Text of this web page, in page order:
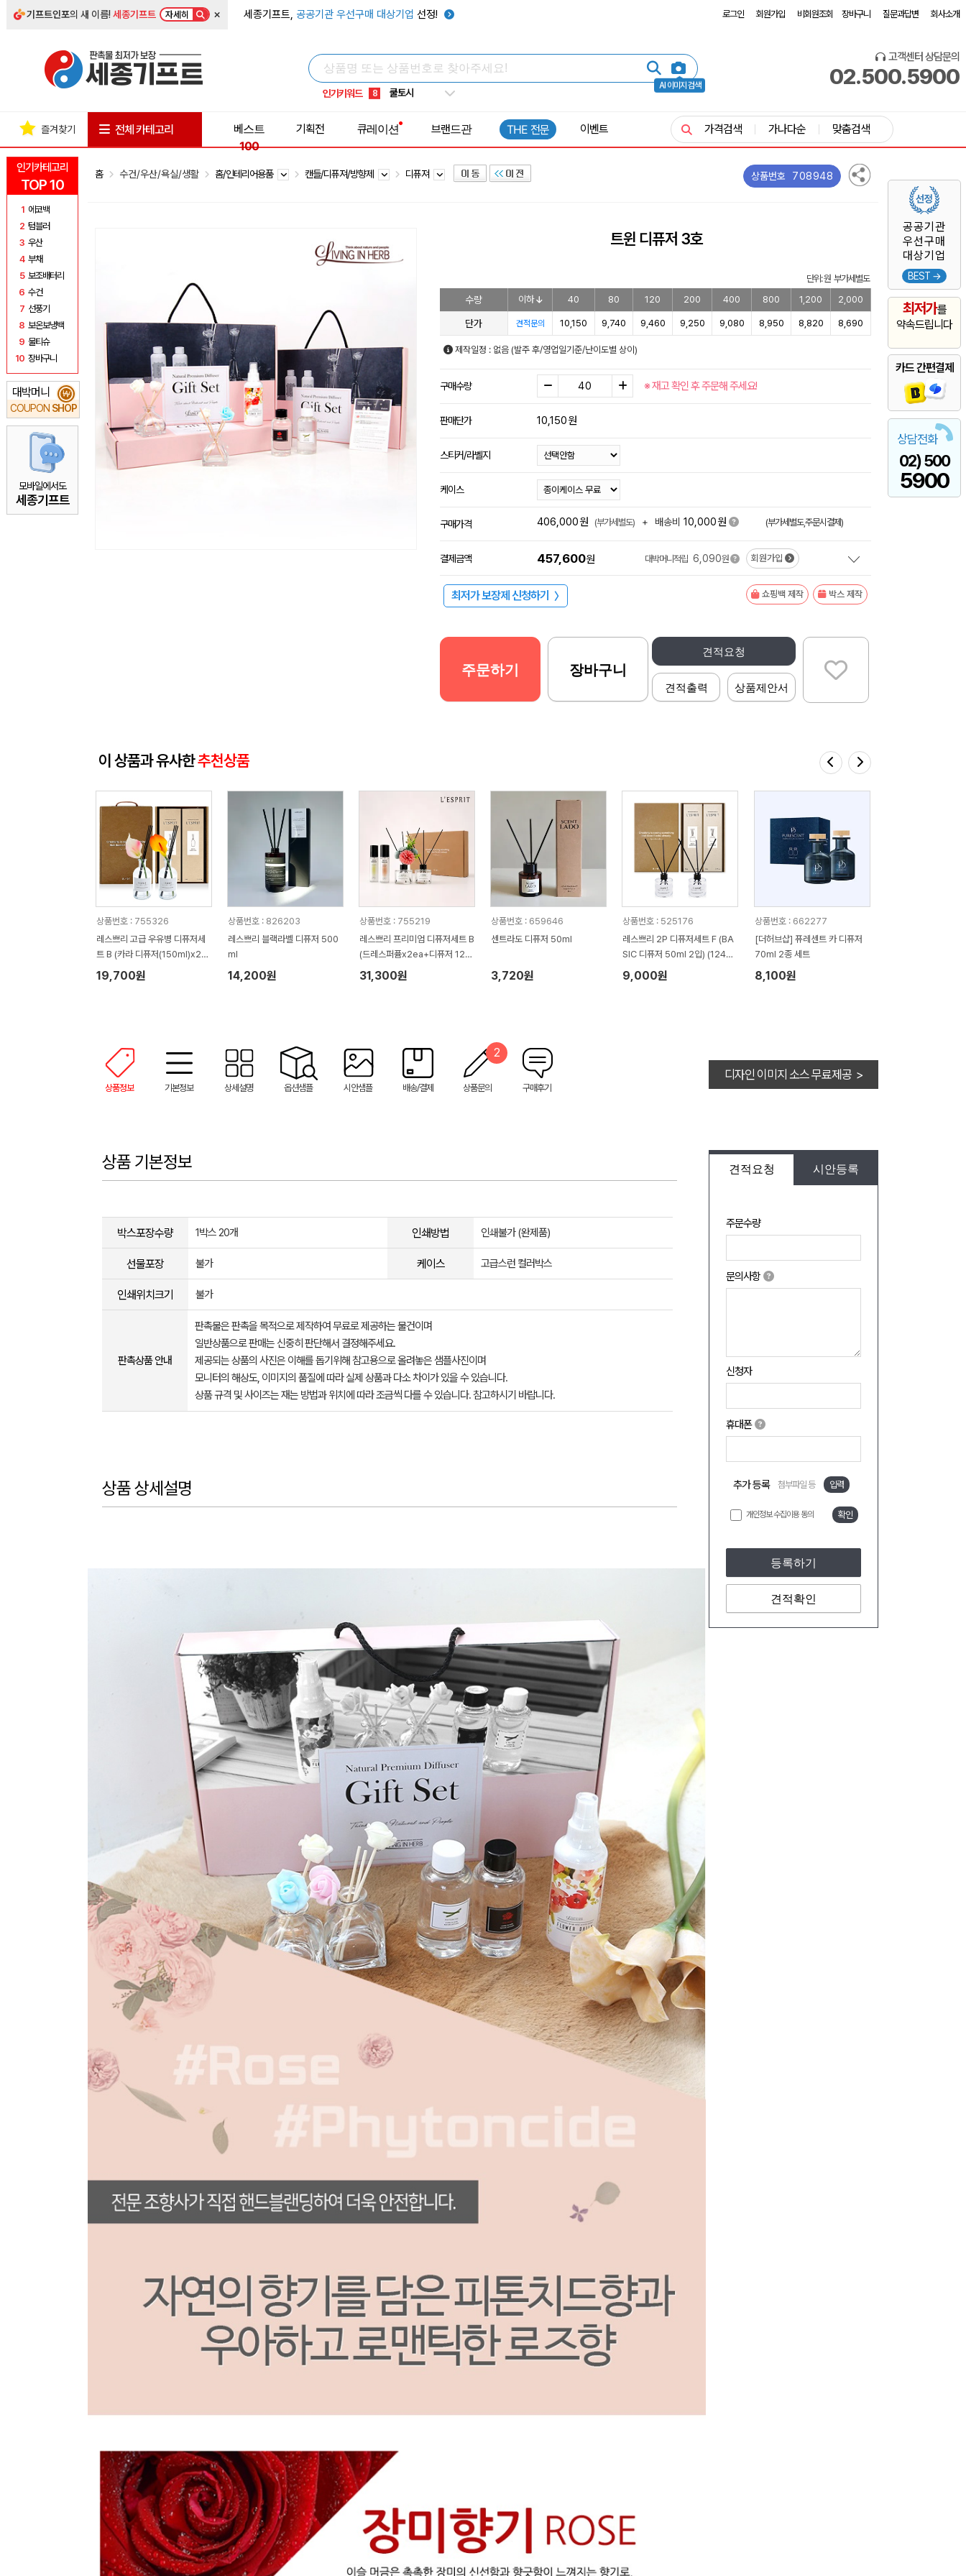
기프트인포의 새 이름!세종기프트 자세히 × 세종기프트, 공공기관 우선구매 대상기업 선정! 로그인 회원가입 비회원조회 장바구니 질문과답변 회사소개
AI 이미지 검색
인기키워드
5 키캡
8 쿨토시
9 넥쿨러
1 선풍기
고객센터 상담문의
02.500.5900
인기카테고리
TOP 10
1 에코백
2 텀블러
3 우산
4 부채
5 보조배터리
6 수건
7 선풍기
8 보온보냉백
9 물티슈
10 장바구니
대박머니
COUPON SHOP
₩
모바일에서도
세종기프트
공공기관
우선구매
대상기업
BEST →
최저가를
약속드립니다
카드 간편결제
상담전화
02) 500
5900
즐겨찾기 전체 카테고리
베스트
100
기획전 큐레이션 브랜드관 THE 전문 이벤트 가격검색 가나다순 맞춤검색
홈 수건/우산/욕실/생활 홈/인테리어용품 캔들/디퓨져/방향제 디퓨져 상품번호 708948
트윈 디퓨저 3호
단위: 원 부가세별도
수량 이하 40 80 120 200 400 800 1,200 2,000
단가 견적문의 10,150 9,740 9,460 9,250 9,080 8,950 8,820 8,690
제작일정 : 없음 (발주 후/영업일기준/난이도별 상이)
구매수량 ※ 재고 확인 후 주문해 주세요!
판매단가 10,150원
스티커/라벨지
케이스
구매가격 406,000원 (부가세별도) + 배송비 10,000원 (부가세별도,주문시결제)
결제금액 457,600원 대박머니적립 6,090원 회원가입
최저가 보장제 신청하기 〉 쇼핑백 제작 박스 제작
견적요청
견적출력 상품제안서
주문하기 장바구니
이 상품과 유사한추천상품
상품번호 : 755326
레스쁘리 고급 우유병 디퓨저세
트 B (카라 디퓨저(150ml)x2e
a
19,700원
상품번호 : 826203
레스쁘리 블랙라벨 디퓨저 500
ml
14,200원
상품번호 : 755219
레스쁘리 프리미엄 디퓨저세트 B
(드레스퍼퓸x2ea+디퓨저 120
mlx2ea+플라워부케)
31,300원
상품번호 : 659646
센트라도 디퓨저 50ml
3,720원
상품번호 : 525176
레스쁘리 2P 디퓨저세트 F (BA
SIC 디퓨저 50ml 2입) (124*1
96*61mm)
9,000원
상품번호 : 662277
[더허브샵] 퓨레센트 카 디퓨저
70ml 2종 세트
8,100원
상품정보 기본정보 상세설명 옵션샘플 시안샘플 배송/결제 상품문의
2
구매후기
디자인 이미지 소스 무료제공 >
견적요청 시안등록
주문수량
문의사항
신청자
휴대폰
추가 등록 첨부파일 등 입력
개인정보 수집이용 동의 확인
등록하기
견적확인
상품 기본정보
박스포장수량 1박스 20개 인쇄방법 인쇄불가 (완제품)
선물포장 불가 케이스 고급스런 컬러박스
인쇄위치크기 불가
판촉상품 안내
판촉물은 판촉을 목적으로 제작하여 무료로 제공하는 물건이며
일반상품으로 판매는 신중히 판단해서 결정해주세요.
제공되는 상품의 사진은 이해를 돕기위해 참고용으로 올려놓은 샘플사진이며
모니터의 해상도, 이미지의 품질에 따라 실제 상품과 다소 차이가 있을 수 있습니다.
상품 규격 및 사이즈는 재는 방법과 위치에 따라 조금씩 다를 수 있습니다. 참고하시기 바랍니다.
상품 상세설명